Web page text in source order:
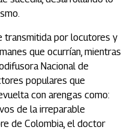
transmitida por locutores y
que ocurrían, mientras
Nacional de
populares que
con arengas como:
de la irreparable
de Colombia, el doctor